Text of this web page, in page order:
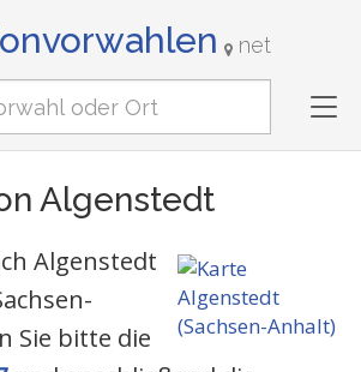
net
Algenstedt
Algenstedt
Sie bitte die